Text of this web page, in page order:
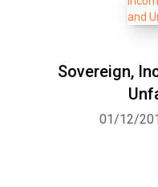
Sovereign,
01/12/